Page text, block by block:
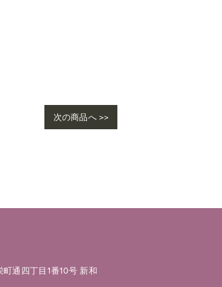
次の商品へ >>
通四丁目1番10号 新和